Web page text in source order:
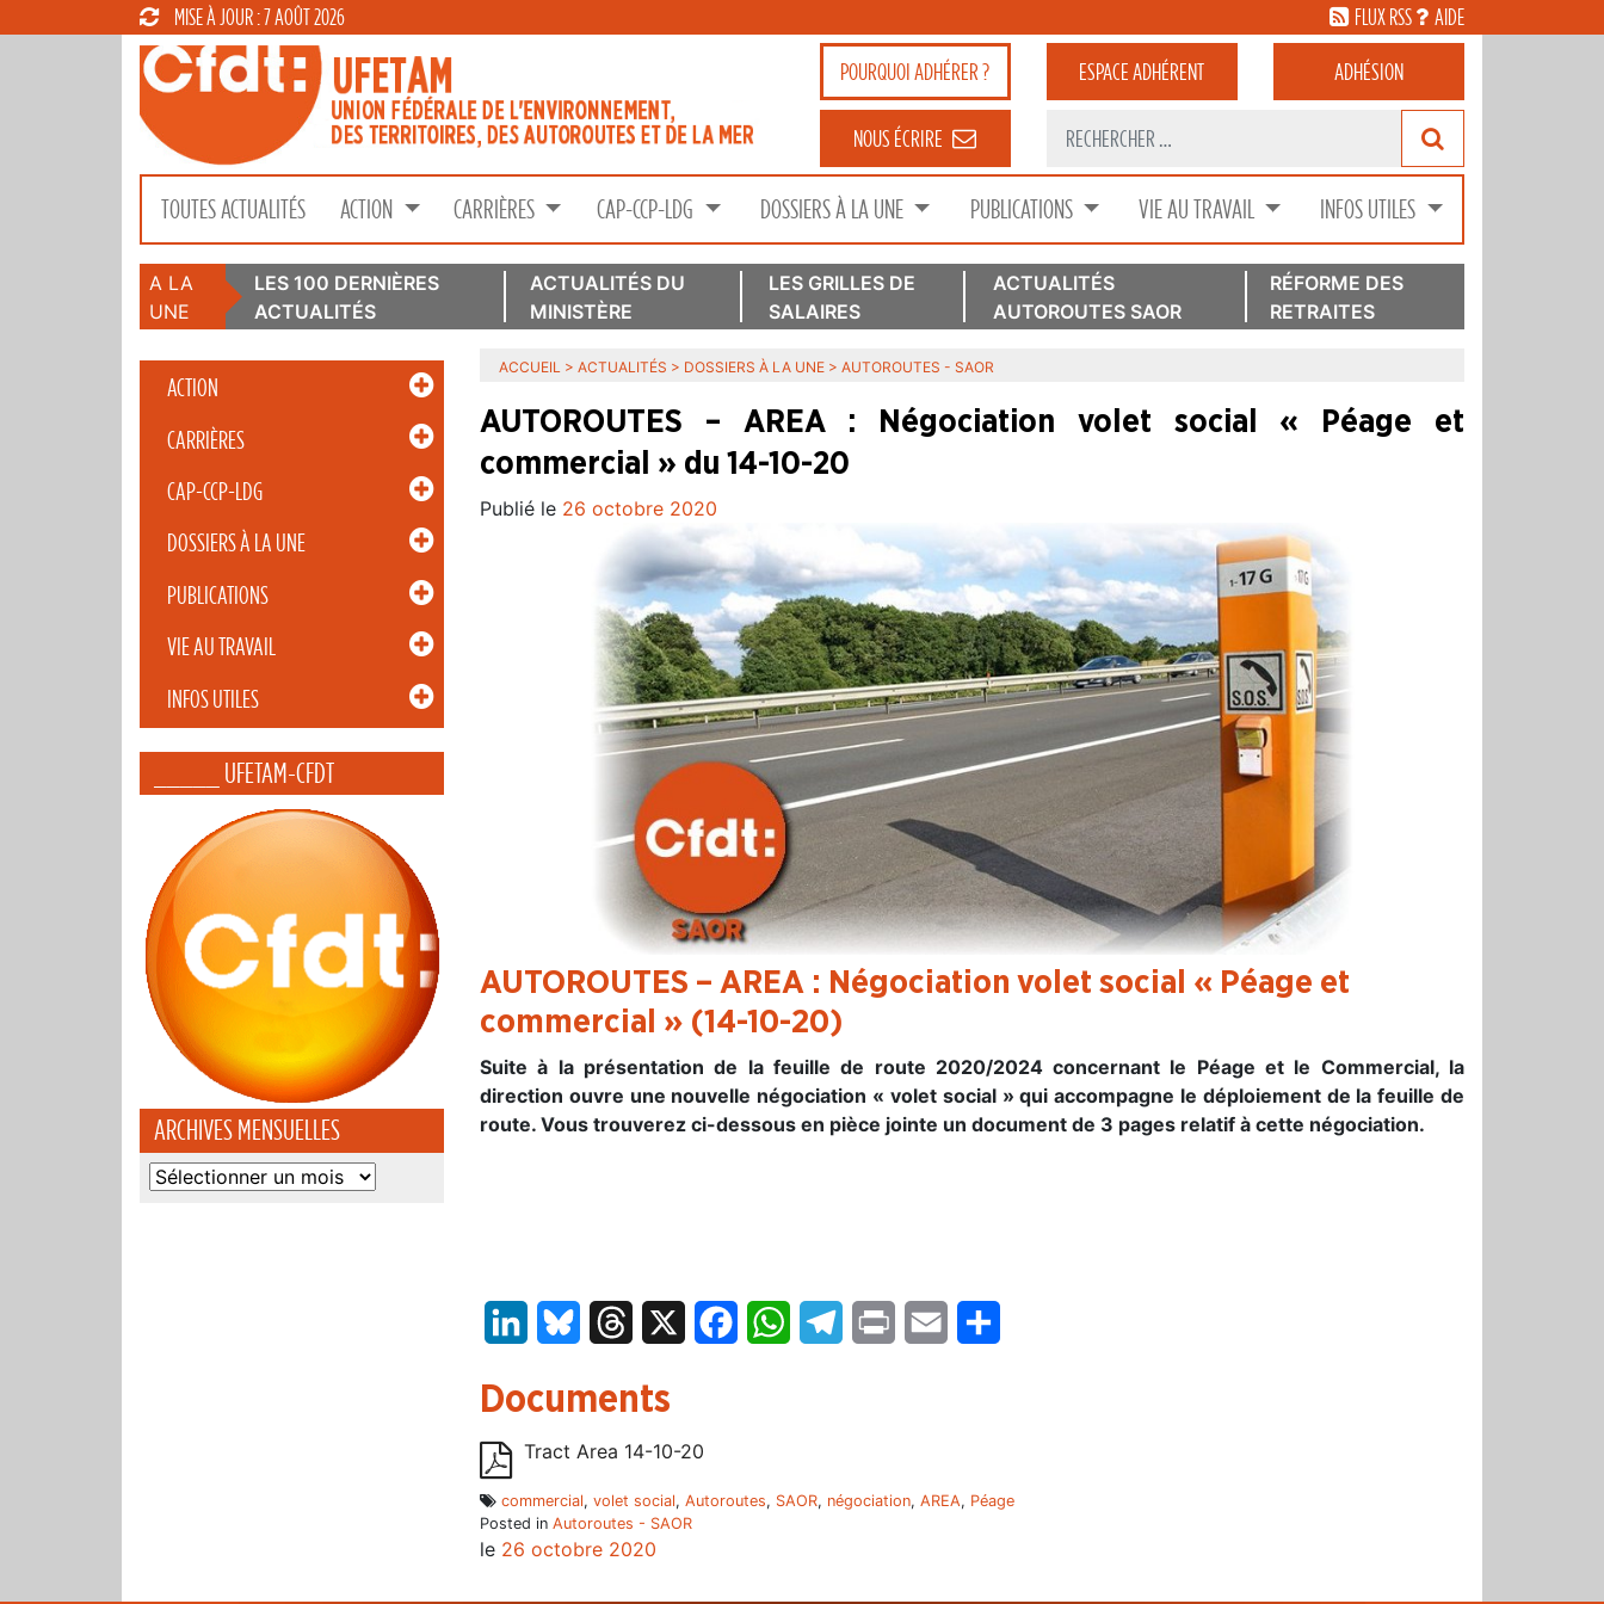
MISE À JOUR : 7 AOÛT 2026 FLUX RSS AIDE
POURQUOIADHÉRER ? ESPACEADHÉRENT ADHÉSION
NOUS ÉCRIRE
TOUTES ACTUALITÉS ACTION CARRIÈRES CAP-CCP-LDG DOSSIERS À LA UNE PUBLICATIONS VIE AU TRAVAIL INFOS UTILES
A LA
UNE
LES 100 DERNIÈRES
ACTUALITÉS
ACTUALITÉS DU
MINISTÈRE
LES GRILLES DE
SALAIRES
ACTUALITÉS
AUTOROUTES SAOR
RÉFORME DES
RETRAITES
ACTION
CARRIÈRES
CAP-CCP-LDG
DOSSIERS À LA UNE
PUBLICATIONS
VIE AU TRAVAIL
INFOS UTILES
_____ UFETAM-CFDT
ARCHIVES MENSUELLES
Archives
ACCUEIL > ACTUALITÉS > DOSSIERS À LA UNE > AUTOROUTES - SAOR
AUTOROUTES – AREA : Négociation volet social « Péage et
commercial » du 14-10-20
Publié le 26 octobre 2020
AUTOROUTES – AREA : Négociation volet social « Péage et
commercial » (14-10-20)
Suite à la présentation de la feuille de route 2020/2024 concernant le Péage et le Commercial, la
direction ouvre une nouvelle négociation « volet social » qui accompagne le déploiement de la feuille de
route. Vous trouverez ci-dessous en pièce jointe un document de 3 pages relatif à cette négociation.
LinkedInBluesky Threads FacebookWhatsAppTelegram
Print Email
Documents
Tract Area 14-10-20
commercial, volet social, Autoroutes, SAOR, négociation, AREA, Péage
Posted in Autoroutes - SAOR
le 26 octobre 2020